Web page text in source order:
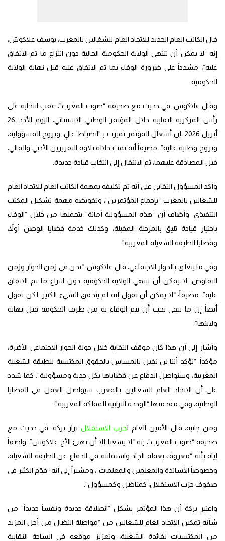
قال الكاتب العام الجديد للاتحاد العام للشغالين بالمغرب، يوسف علاكوش،
إنه “لا يمكن أن تنتهي الولاية الحكومية الحالية دون انتزاع ما تم الاتفاق
عليه”، مشدداً على ضرورة الوفاء بما تم الاتفاق عليه قبل نهاية الولاية
الحكومية.
وقال علاكوش، في حديث مع صحيفة “صوت المغرب”، عقب انتخابه على
رأس المركزية النقابية خلال المؤتمر الوطني الاستثنائي، اليوم الأحد 26
أبريل 2026، إن أشغال المؤتمر تميزت بـ”انضباط عالٍ، وبروح المسؤولية،
وبروح وطنية عالية”، مضيفاً أنه تمت خلاله تلاوة التقريرين الأدبي والمالي،
قبل المصادقة عليهما، ثم الانتقال إلى انتخاب قيادة جديدة.
وأكد المسؤول النقابي على أنه تم تكليفه بمهمة الكاتب العام للاتحاد العام
للشغالين بالمغرب “بإجماع المؤتمرين”، وتفويضه مهمة تشكيل المكتب
التنفيذي. وأضاف أن “هذه المسؤولية أمانة” يتحملها من خلال “الوفاء
باختيار قيادة تليق بالمرحلة المقبلة، وكذلك خدمة قضايا الوطن أولاً،
وقضايا الطبقة الشغيلة المغربية”.
وفي ما يتعلق بالحوار الاجتماعي، قال علاكوش: “نحن في زمن الحوار وزمن
التفاوض، لا يمكن أن تنتهي الولاية الحكومية دون انتزاع ما تم الاتفاق
عليه”، مضيفاً: “لا يمكن أن نقول إنه لم يتحقق الشيء الكثير، لكن نقول
أيضاً إن ما تبقى يجب أن يتم الوفاء به من طرف الحكومة قبل نهاية
ولايتها”.
وأشار إلى أن هذا كان موقف النقابة خلال جولة الحوار الاجتماعي الأخيرة،
مؤكداً: “نؤكد أننا لن نقبل بالمساس بالحقوق المكتسبة للطبقة الشغيلة
المغربية، وسنواصل الدفاع عن قضاياها بكل جدية ومسؤولية”. كما شدد
على أن الاتحاد العام للشغالين بالمغرب سيواصل العمل في القضايا
الوطنية، وفي مقدمتها “الوحدة الترابية للمملكة المغربية”.
ومن جانبه، قال الأمين العام لحزب الاستقلال نزار بركة، في حديث مع
صحيفة “صوت المغرب”، إنه “لا يسعنا إلا أن نهنئ الأخ علاكوش”، واصفاً
إياه بأنه “معروف بعمله الجاد واستماثته في الدفاع عن الطبقة الشغيلة،
وخصوصاً الأساتذة والمعلمين والمعلمات”، ومشيراً إلى أنه “قدّم الكثير في
صفوف حزب الاستقلال، كمناضل وكمسؤول”.
واعتبر بركة أن هذا المؤتمر يشكل “انطلاقة جديدة ونفَساً جديداً” من
شأنه تمكين الاتحاد العام للشغالين من “مواصلة النضال من أجل المزيد
من المكتسبات لفائدة الشغيلة، وتعزيز موقعه في الساحة النقابية